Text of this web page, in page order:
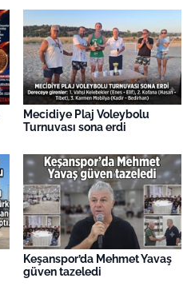
Mecidiye Plaj Voleybolu
Turnuvası sona erdi
Keşanspor’da Mehmet Yavaş
güven tazeledi